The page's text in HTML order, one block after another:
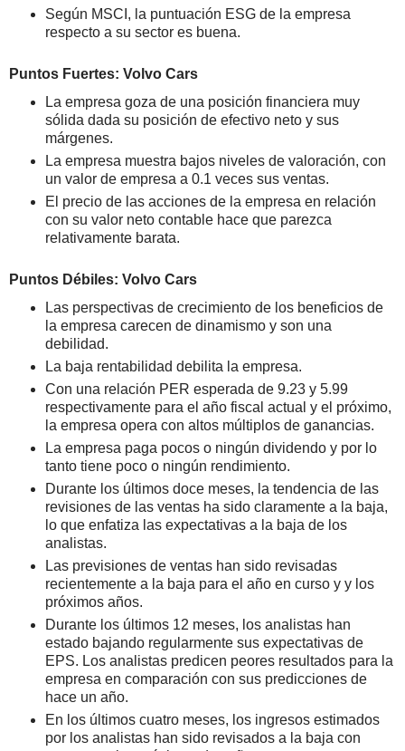
Según MSCI, la puntuación ESG de la empresa
respecto a su sector es buena.
Puntos Fuertes: Volvo Cars
La empresa goza de una posición financiera muy
sólida dada su posición de efectivo neto y sus
márgenes.
La empresa muestra bajos niveles de valoración, con
un valor de empresa a 0.1 veces sus ventas.
El precio de las acciones de la empresa en relación
con su valor neto contable hace que parezca
relativamente barata.
Puntos Débiles: Volvo Cars
Las perspectivas de crecimiento de los beneficios de
la empresa carecen de dinamismo y son una
debilidad.
La baja rentabilidad debilita la empresa.
Con una relación PER esperada de 9.23 y 5.99
respectivamente para el año fiscal actual y el próximo,
la empresa opera con altos múltiplos de ganancias.
La empresa paga pocos o ningún dividendo y por lo
tanto tiene poco o ningún rendimiento.
Durante los últimos doce meses, la tendencia de las
revisiones de las ventas ha sido claramente a la baja,
lo que enfatiza las expectativas a la baja de los
analistas.
Las previsiones de ventas han sido revisadas
recientemente a la baja para el año en curso y y los
próximos años.
Durante los últimos 12 meses, los analistas han
estado bajando regularmente sus expectativas de
EPS. Los analistas predicen peores resultados para la
empresa en comparación con sus predicciones de
hace un año.
En los últimos cuatro meses, los ingresos estimados
por los analistas han sido revisados a la baja con